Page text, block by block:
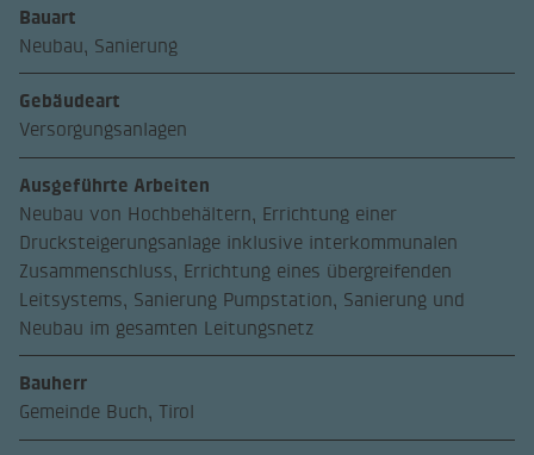
Bauart
Neubau, Sanierung
Gebäudeart
Versorgungsanlagen
Ausgeführte Arbeiten
Neubau von Hochbehältern, Errichtung einer
Drucksteigerungsanlage inklusive interkommunalen
Zusammenschluss, Errichtung eines übergreifenden
Leitsystems, Sanierung Pumpstation, Sanierung und
Neubau im gesamten Leitungsnetz
Bauherr
Gemeinde Buch, Tirol